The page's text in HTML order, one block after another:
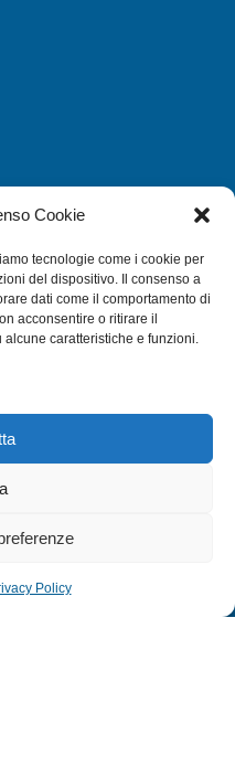
Cookie
tecnologie come i cookie per
del dispositivo. Il consenso a
dati come il comportamento di
acconsentire o ritirare il
caratteristiche e funzioni.
Policy